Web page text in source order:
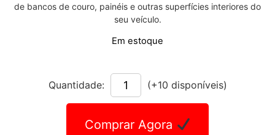
de bancos de couro, painéis e outras superfícies interiores do
seu veículo.
Em estoque
Quantidade: (+10 disponíveis)
Comprar Agora